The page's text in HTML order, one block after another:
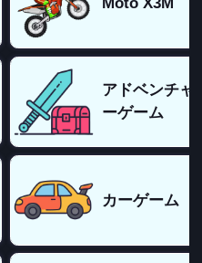
アドベンチャ
ーゲーム
カーゲーム